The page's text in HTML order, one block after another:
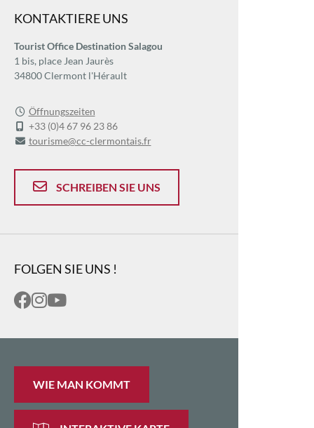
KONTAKTIERE UNS
Tourist Office Destination Salagou
1 bis, place Jean Jaurès
34800 Clermont l'Hérault
Öffnungszeiten
+33 (0)4 67 96 23 86
tourisme@cc-clermontais.fr
SCHREIBEN SIE UNS
FOLGEN SIE UNS !
WIE MAN KOMMT